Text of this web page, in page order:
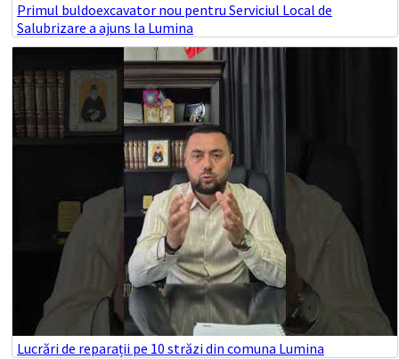
Primul buldoexcavator nou pentru Serviciul Local de
Salubrizare a ajuns la Lumina
Lucrări de reparații pe 10 străzi din comuna Lumina